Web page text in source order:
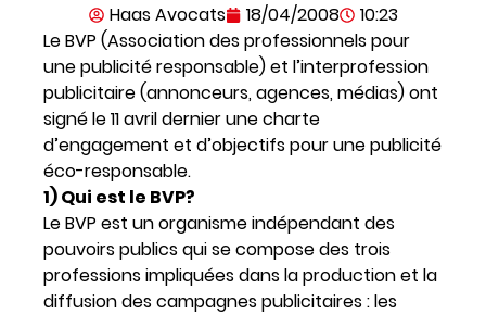
Haas Avocats 18/04/2008
10:23
Le BVP (Association des professionnels pour
une publicité responsable) et l’interprofession
publicitaire (annonceurs, agences, médias) ont
signé le 11 avril dernier une charte
d’engagement et d’objectifs pour une publicité
éco-responsable.
1) Qui est le BVP?
Le BVP est un organisme indépendant des
pouvoirs publics qui se compose des trois
professions impliquées dans la production et la
diffusion des campagnes publicitaires : les